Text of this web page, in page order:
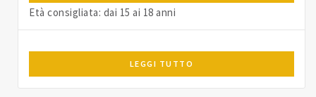
Età consigliata: dai 15 ai 18 anni
LEGGI TUTTO